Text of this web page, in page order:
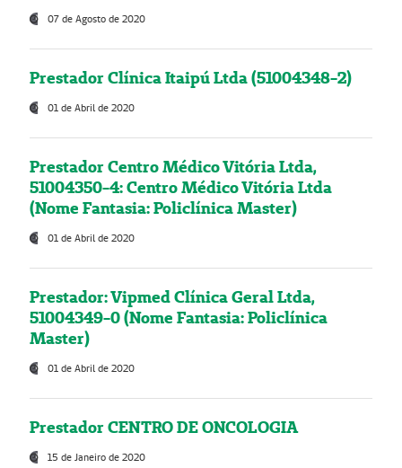
07 de Agosto de 2020
Prestador Clínica Itaipú Ltda (51004348-2)
01 de Abril de 2020
Prestador Centro Médico Vitória Ltda,
51004350-4: Centro Médico Vitória Ltda
(Nome Fantasia: Policlínica Master)
01 de Abril de 2020
Prestador: Vipmed Clínica Geral Ltda,
51004349-0 (Nome Fantasia: Policlínica
Master)
01 de Abril de 2020
Prestador CENTRO DE ONCOLOGIA
15 de Janeiro de 2020